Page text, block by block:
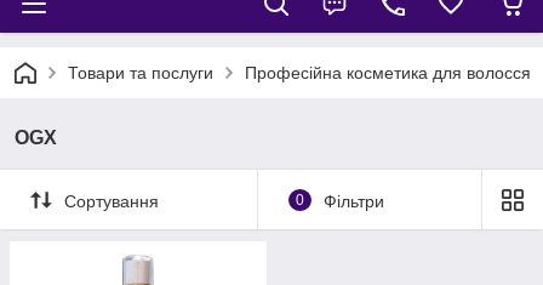
Товари та послуги Професійна косметика для волосся
OGX
Сортування 0 Фільтри